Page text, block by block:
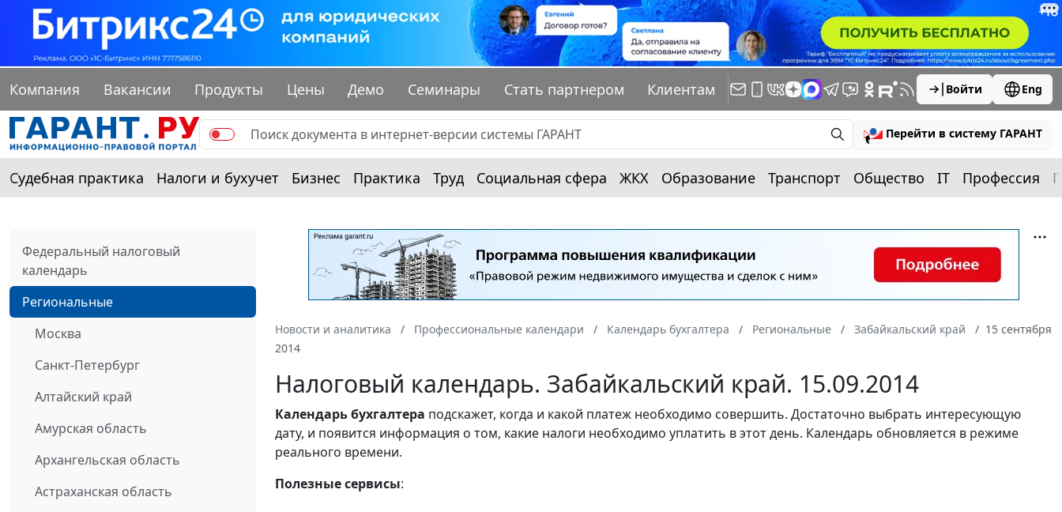
Компания Вакансии Продукты Цены Демо Семинары Стать партнером Клиентам Войти Eng
Перейти в систему ГАРАНТ
Судебная практика Налоги и бухучет Бизнес Практика Труд Социальная сфера ЖКХ Образование Транспорт Общество IT Профессия
Федеральный налоговый
календарь
Региональные
Москва
Санкт-Петербург
Алтайский край
Амурская область
Архангельская область
Астраханская область
Новости и аналитика Профессиональные календари Календарь бухгалтера Региональные Забайкальский край
15 сентября
2014
Налоговый календарь. Забайкальский край. 15.09.2014
Календарьбухгалтера подскажет, когда и какой платеж необходимо совершить. Достаточно выбрать интересующую
дату, и появится информация о том, какие налоги необходимо уплатить в этот день. Календарь обновляется в режиме
реального времени.
Полезные сервисы: